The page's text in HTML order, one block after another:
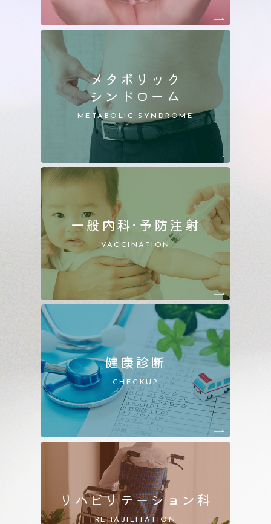
メタボリック
シンドローム
METABOLIC SYNDROME
一般内科・予防注射
VACCINATION
健康診断
CHECKUP
リハビリテーション科
REHABILITATION